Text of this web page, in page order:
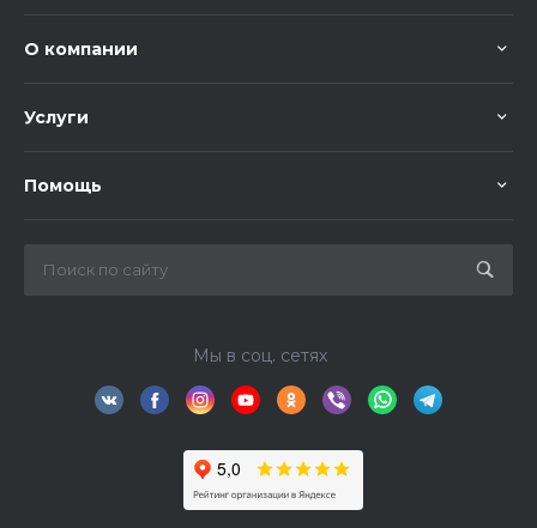
О компании
Услуги
Помощь
Мы в соц. сетях